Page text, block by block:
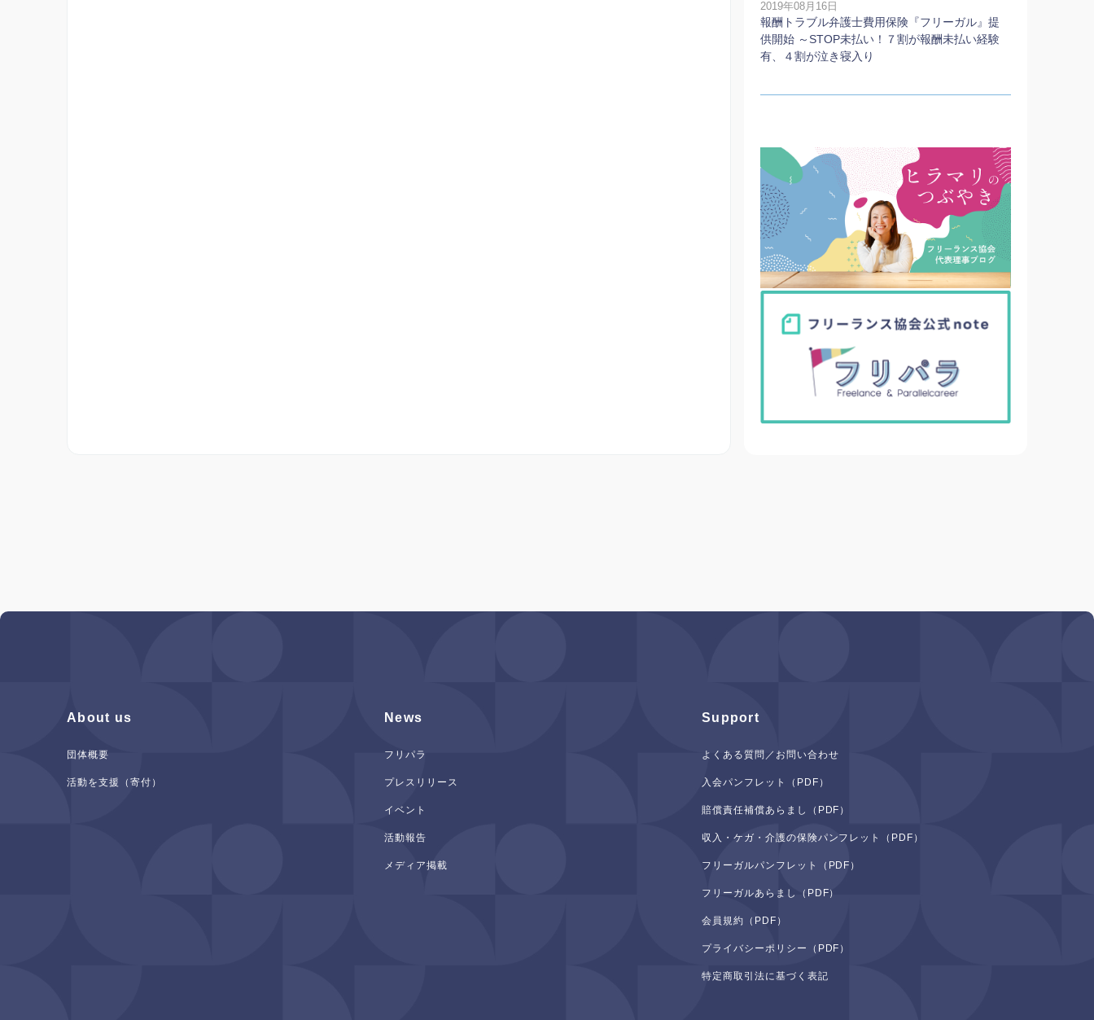
2019年08月16日
報酬トラブル弁護士費用保険『フリーガル』提
供開始 ～STOP未払い！７割が報酬未払い経験
有、４割が泣き寝入り
About us
団体概要
活動を支援（寄付）
News
フリパラ
プレスリリース
イベント
活動報告
メディア掲載
Support
よくある質問／お問い合わせ
入会パンフレット（PDF）
賠償責任補償あらまし（PDF）
収入・ケガ・介護の保険パンフレット（PDF）
フリーガルパンフレット（PDF）
フリーガルあらまし（PDF）
会員規約（PDF）
プライバシーポリシー（PDF）
特定商取引法に基づく表記